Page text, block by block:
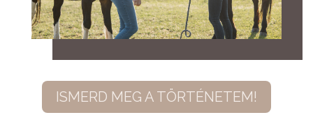
ISMERD MEG A TÖRTÉNETEM!